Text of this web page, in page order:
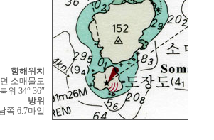
항해위치
소매물도
위 34° 36″
방위
쪽 6.7마일